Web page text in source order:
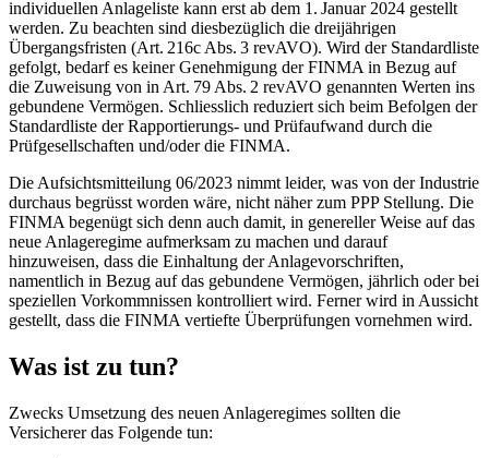
individuellen Anlageliste kann erst ab dem 1. Januar 2024 gestellt
werden. Zu beachten sind diesbezüglich die dreijährigen
Übergangsfristen (Art. 216c Abs. 3 revAVO). Wird der Standardliste
gefolgt, bedarf es keiner Genehmigung der FINMA in Bezug auf
die Zuweisung von in Art. 79 Abs. 2 revAVO genannten Werten ins
gebundene Vermögen. Schliesslich reduziert sich beim Befolgen der
Standardliste der Rapportierungs- und Prüfaufwand durch die
Prüfgesellschaften und/oder die FINMA.
Die Aufsichtsmitteilung 06/2023 nimmt leider, was von der Industrie
durchaus begrüsst worden wäre, nicht näher zum PPP Stellung. Die
FINMA begenügt sich denn auch damit, in genereller Weise auf das
neue Anlageregime aufmerksam zu machen und darauf
hinzuweisen, dass die Einhaltung der Anlagevorschriften,
namentlich in Bezug auf das gebundene Vermögen, jährlich oder bei
speziellen Vorkommnissen kontrolliert wird. Ferner wird in Aussicht
gestellt, dass die FINMA vertiefte Überprüfungen vornehmen wird.
Was ist zu tun?
Zwecks Umsetzung des neuen Anlageregimes sollten die
Versicherer das Folgende tun: